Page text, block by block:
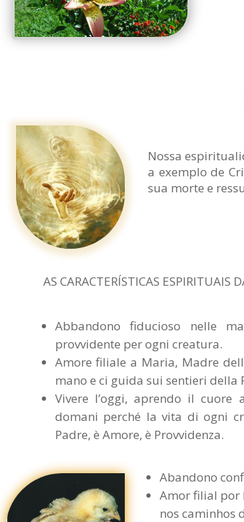
Nossa
a exemplo de
sua morte e
AS CARACTERÍSTICAS ESPIRITUAIS
Abbandono fiducioso nelle
provvidente per ogni creatura.
Amore filiale a Maria, Madre
mano e ci guida sui sentieri della
Vivere l’oggi, aprendo il
domani perché la vita di ogni
Padre, è Amore, è Provvidenza.
Abandono
Amor filial por
nos caminhos